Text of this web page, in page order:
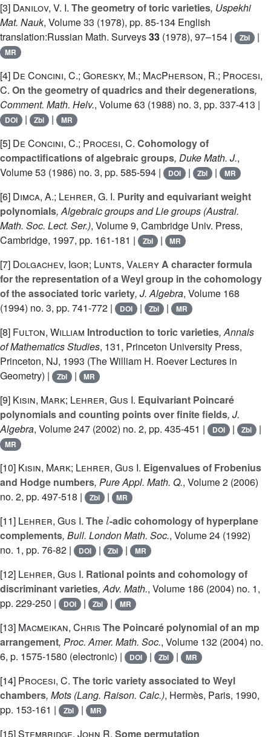
[3] Danilov, V. I. The geometry of toric varieties, Uspekhi
Mat. Nauk, Volume 33 (1978), pp. 85-134 English
translation:Russian Math. Surveys33 (1978), 97–154 | Zbl |
MR
[4] De Concini, C.; Goresky, M.; MacPherson, R.; Procesi,
C. On the geometry of quadrics and their degenerations,
Comment. Math. Helv., Volume 63 (1988) no. 3, pp. 337-413 |
DOI | Zbl | MR
[5] De Concini, C.; Procesi, C. Cohomology of
compactifications of algebraic groups, Duke Math. J.,
Volume 53 (1986) no. 3, pp. 585-594 | DOI | Zbl | MR
[6] Dimca, A.; Lehrer, G. I. Purity and equivariant weight
polynomials, Algebraic groups and Lie groups (Austral.
Math. Soc. Lect. Ser.), Volume 9, Cambridge Univ. Press,
Cambridge, 1997, pp. 161-181 |
Zbl | MR
[7] Dolgachev, Igor; Lunts, ValeryA character formula
for the representation of a Weyl group in the cohomology
of the associated toric variety, J. Algebra, Volume 168
(1994) no. 3, pp. 741-772 |
DOI | Zbl | MR
[8] Fulton, William Introduction to toric varieties, Annals
of Mathematics Studies, 131, Princeton University Press,
Princeton, NJ, 1993 (The William H. Roever Lectures in
Geometry) |
Zbl | MR
[9] Kisin, Mark; Lehrer, Gus I. Equivariant Poincaré
polynomials and counting points over finite fields, J.
Algebra, Volume 247 (2002) no. 2, pp. 435-451 | DOI | Zbl |
MR
[10] Kisin, Mark; Lehrer, Gus I. Eigenvalues of Frobenius
and Hodge numbers, Pure Appl. Math. Q., Volume 2 (2006)
no. 2, pp. 497-518 |
Zbl | MR
[11] Lehrer, Gus I. The -adic cohomology of hyperplane
complements, Bull. London Math. Soc., Volume 24 (1992)
no. 1, pp. 76-82 |
DOI | Zbl | MR
[12] Lehrer, Gus I. Rational points and cohomology of
discriminant varieties, Adv. Math., Volume 186 (2004) no. 1,
pp. 229-250 |
DOI | Zbl | MR
[13] Macmeikan, Chris The Poincaré polynomial of an mp
arrangement, Proc. Amer. Math. Soc., Volume 132 (2004) no.
6, p. 1575-1580 (electronic) |
DOI | Zbl | MR
[14] Procesi, C. The toric variety associated to Weyl
chambers, Mots (Lang. Raison. Calc.), Hermès, Paris, 1990,
pp. 153-161 |
Zbl | MR
[15]Stembridge, John R. Some permutation